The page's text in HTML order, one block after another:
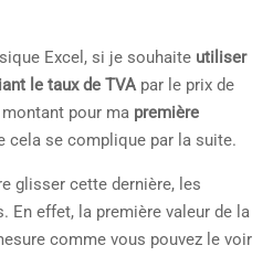
Excel, si je souhaite utiliser
le taux de TVApar le prix de
pour ma première
cela se complique par la suite.
glisser cette dernière, les
En effet, la première valeur de la
comme vous pouvez le voir